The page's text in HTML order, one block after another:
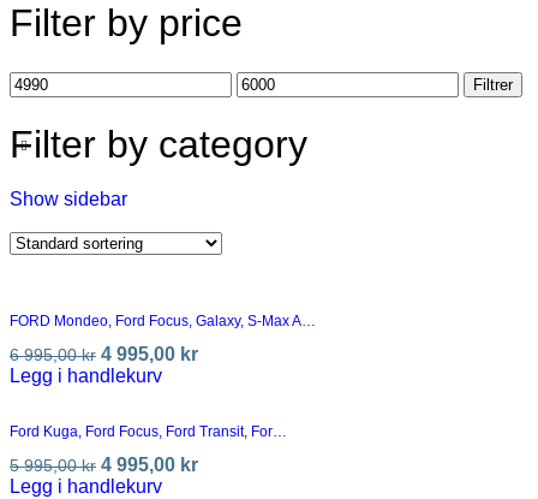
Filter by price
Filtrer
Filter by category
Show sidebar
FORD Mondeo, Ford Focus, Galaxy, S-Max A…
6 995,00kr 4 995,00 kr
Legg i handlekurv
Ford Kuga, Ford Focus, Ford Transit, For…
5 995,00kr 4 995,00 kr
Legg i handlekurv